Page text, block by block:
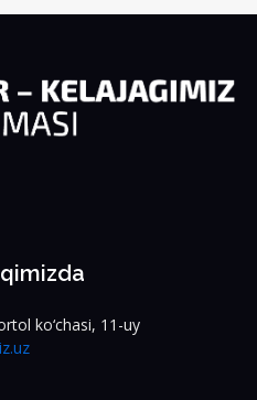
ko‘chasi, 11-uy